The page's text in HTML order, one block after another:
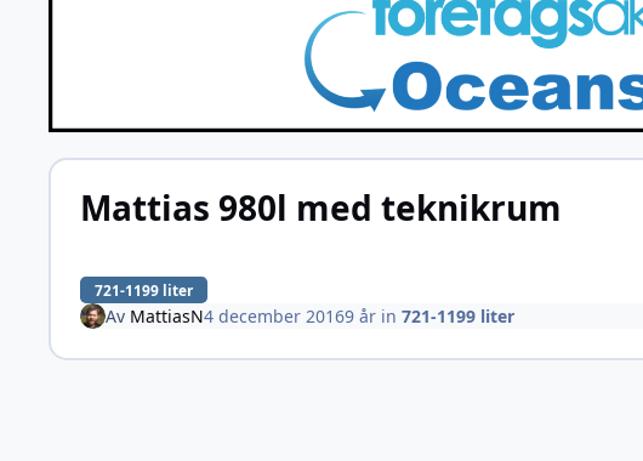
Mattias 980l med teknikrum
721-1199 liter
Av MattiasN4 december 20169 årin 721-1199 liter